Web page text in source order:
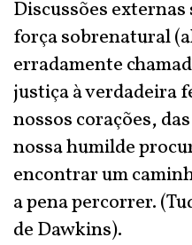
Discussões
força sobrenatural
erradamente
justiça à verdadeira
nossos corações,
nossa humilde
encontrar um
a pena percorrer.
de Dawkins).